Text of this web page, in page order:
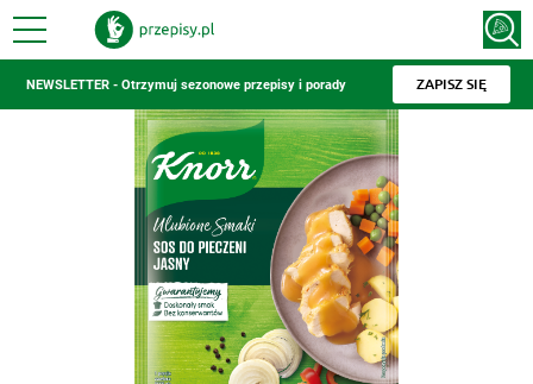
NEWSLETTER - Otrzymuj sezonowe przepisy i porady ZAPISZ SIĘ